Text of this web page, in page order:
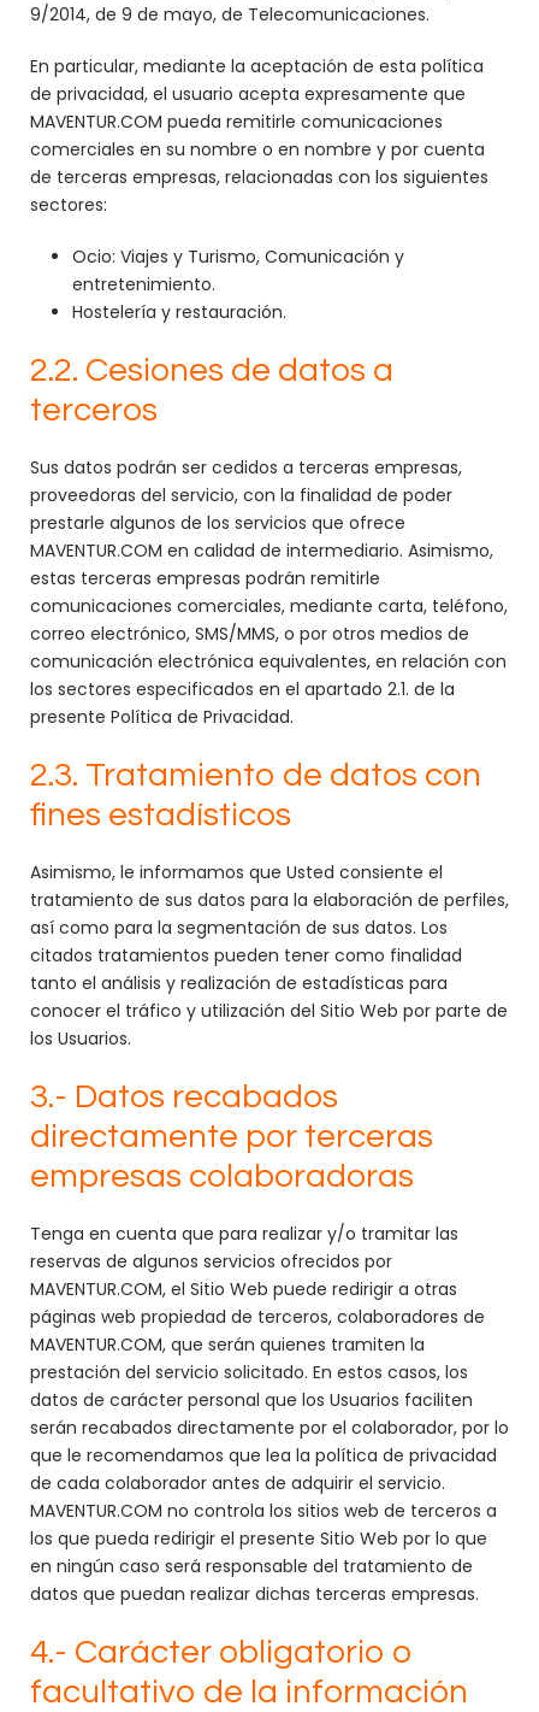
9/2014, de 9 de mayo, de Telecomunicaciones.
En particular, mediante la aceptación de esta política
de privacidad, el usuario acepta expresamente que
MAVENTUR.COM pueda remitirle comunicaciones
comerciales en su nombre o en nombre y por cuenta
de terceras empresas, relacionadas con los siguientes
sectores:
Ocio: Viajes y Turismo, Comunicación y
entretenimiento.
Hostelería y restauración.
2.2. Cesiones de datos a
terceros
Sus datos podrán ser cedidos a terceras empresas,
proveedoras del servicio, con la finalidad de poder
prestarle algunos de los servicios que ofrece
MAVENTUR.COM en calidad de intermediario. Asimismo,
estas terceras empresas podrán remitirle
comunicaciones comerciales, mediante carta, teléfono,
correo electrónico, SMS/MMS, o por otros medios de
comunicación electrónica equivalentes, en relación con
los sectores especificados en el apartado 2.1. de la
presente Política de Privacidad.
2.3. Tratamiento de datos con
fines estadísticos
Asimismo, le informamos que Usted consiente el
tratamiento de sus datos para la elaboración de perfiles,
así como para la segmentación de sus datos. Los
citados tratamientos pueden tener como finalidad
tanto el análisis y realización de estadísticas para
conocer el tráfico y utilización del Sitio Web por parte de
los Usuarios.
3.- Datos recabados
directamente por terceras
empresas colaboradoras
Tenga en cuenta que para realizar y/o tramitar las
reservas de algunos servicios ofrecidos por
MAVENTUR.COM, el Sitio Web puede redirigir a otras
páginas web propiedad de terceros, colaboradores de
MAVENTUR.COM, que serán quienes tramiten la
prestación del servicio solicitado. En estos casos, los
datos de carácter personal que los Usuarios faciliten
serán recabados directamente por el colaborador, por lo
que le recomendamos que lea la política de privacidad
de cada colaborador antes de adquirir el servicio.
MAVENTUR.COM no controla los sitios web de terceros a
los que pueda redirigir el presente Sitio Web por lo que
en ningún caso será responsable del tratamiento de
datos que puedan realizar dichas terceras empresas.
4.- Carácter obligatorio o
facultativo de la información